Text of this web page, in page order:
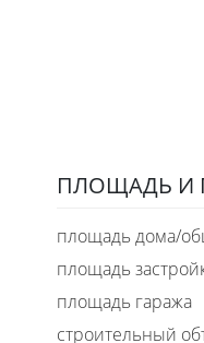
ПЛОЩАДЬ И
площадь дома/
площадь
площадь гаража
строительный